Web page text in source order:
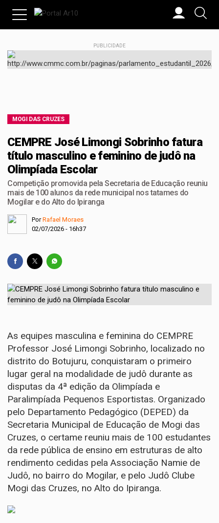
PUBLICIDADE
MOGI DAS CRUZES
CEMPRE José Limongi Sobrinho fatura
título masculino e feminino de judô na
Olimpíada Escolar
Competição promovida pela Secretaria de Educação reuniu
mais de 100 alunos da rede municipal nos tatames do
Mogilar e do Alto do Ipiranga
PorRafael Moraes
02/07/2026 - 16h37
As equipes masculina e feminina do CEMPRE
Professor José Limongi Sobrinho, localizado no
distrito do Botujuru, conquistaram o primeiro
lugar geral na modalidade de judô durante as
disputas da 4ª edição da Olimpíada e
Paralimpíada Pequenos Esportistas. Organizado
pelo Departamento Pedagógico (DEPED) da
Secretaria Municipal de Educação de Mogi das
Cruzes, o certame reuniu mais de 100 estudantes
da rede pública de ensino em estruturas de alto
rendimento cedidas pela Associação Namie de
Judô, no bairro do Mogilar, e pelo Judô Clube
Mogi das Cruzes, no Alto do Ipiranga.